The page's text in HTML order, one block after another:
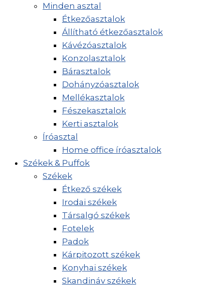
Minden asztal
Étkezőasztalok
Állítható étkezőasztalok
Kávézóasztalok
Konzolasztalok
Bárasztalok
Dohányzóasztalok
Mellékasztalok
Fészekasztalok
Kerti asztalok
Íróasztal
Home office íróasztalok
Székek & Puffok
Székek
Étkező székek
Irodai székek
Társalgó székek
Fotelek
Padok
Kárpitozott székek
Konyhai székek
Skandináv székek